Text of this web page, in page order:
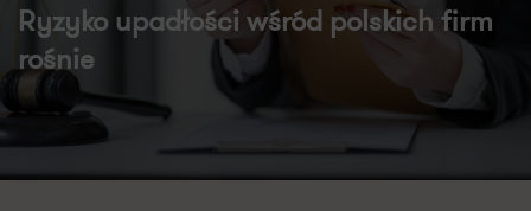
Ryzyko upadłości wśród polskich firm
rośnie